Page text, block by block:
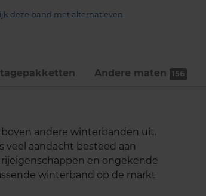
deze band met alternatieven
Andere maten 156
andere winterbanden uit.
veel aandacht besteed aan
en ongekende
winterband op de markt